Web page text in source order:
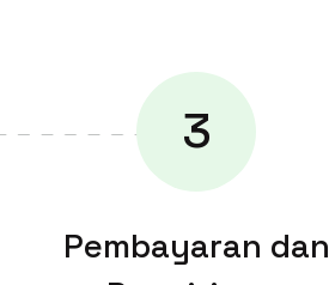
3
Pembayaran dan